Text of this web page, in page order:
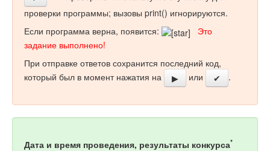
проверки программы; вызовы print() игнорируются.
Если программа верна, появится:
Это
задание выполнено!
При отправке ответов сохранится последний код,
который был в момент нажатия на
▶ или ✔ .
Дата и время проведения, результаты конкурса*